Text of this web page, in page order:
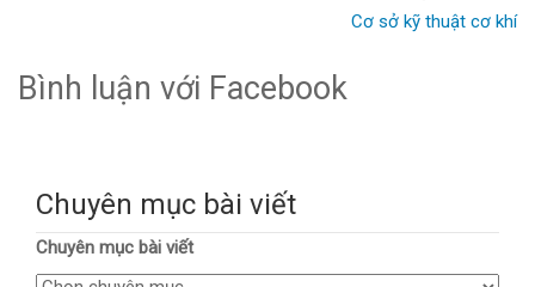
Cơ sở kỹ thuật cơ khí
Bình luận với Facebook
Chuyên mục bài viết
Chuyên mục bài viết